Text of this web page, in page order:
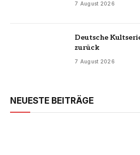
7 August 2026
Deutsche
zurück
7 August 2026
NEUESTE BEITRÄGE